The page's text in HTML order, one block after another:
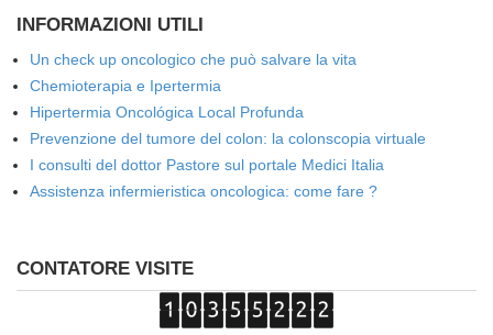
INFORMAZIONI UTILI
Un check up oncologico che può salvare la vita
Chemioterapia e Ipertermia
Hipertermia Oncológica Local Profunda
Prevenzione del tumore del colon: la colonscopia virtuale
I consulti del dottor Pastore sul portale Medici Italia
Assistenza infermieristica oncologica: come fare ?
CONTATORE VISITE